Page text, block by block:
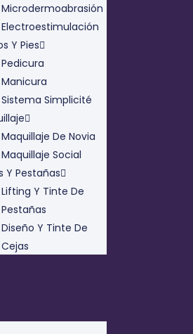
Microdermoabrasión
Electroestimulación
Y Pies
Pedicura
Manicura
Sistema Simplicité
Maquillaje De Novia
Maquillaje Social
Y Pestañas
Lifting Y Tinte De
Pestañas
Diseño Y Tinte De
Cejas